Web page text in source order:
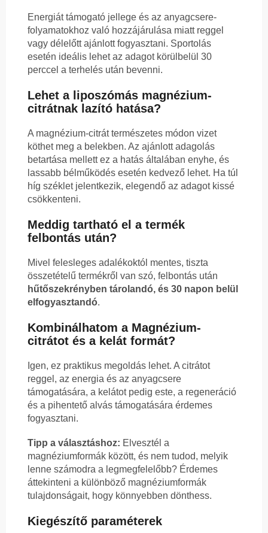
Energiát támogató jellege és az anyagcsere-
folyamatokhoz való hozzájárulása miatt reggel
vagy délelőtt ajánlott fogyasztani. Sportolás
esetén ideális lehet az adagot körülbelül 30
perccel a terhelés után bevenni.
Lehet a liposzómás magnézium-
citrátnak lazító hatása?
A magnézium-citrát természetes módon vizet
köthet meg a belekben. Az ajánlott adagolás
betartása mellett ez a hatás általában enyhe, és
lassabb bélműködés esetén kedvező lehet. Ha túl
híg széklet jelentkezik, elegendő az adagot kissé
csökkenteni.
Meddig tartható el a termék
felbontás után?
Mivel felesleges adalékoktól mentes, tiszta
összetételű termékről van szó, felbontás után
hűtőszekrényben tárolandó, és 30 napon belül
elfogyasztandó.
Kombinálhatom a Magnézium-
citrátot és a kelát formát?
Igen, ez praktikus megoldás lehet. A citrátot
reggel, az energia és az anyagcsere
támogatására, a kelátot pedig este, a regeneráció
és a pihentető alvás támogatására érdemes
fogyasztani.
Tipp a választáshoz: Elvesztél a
magnéziumformák között, és nem tudod, melyik
lenne számodra a legmegfelelőbb? Érdemes
áttekinteni a különböző magnéziumformák
tulajdonságait, hogy könnyebben dönthess.
Kiegészítő paraméterek